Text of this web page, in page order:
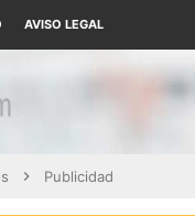
AVISO LEGAL
Publicidad